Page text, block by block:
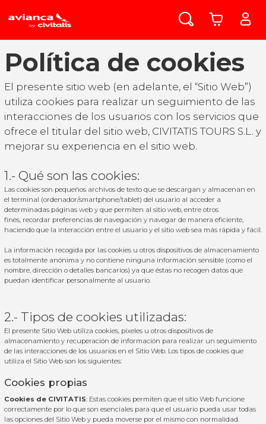
Política de cookies
El presente sitio web (en adelante, el “Sitio Web”)
utiliza cookies para realizar un seguimiento de las
interacciones de los usuarios con los servicios que
ofrece el titular del sitio web, CIVITATIS TOURS S.L. y
mejorar su experiencia en el sitio web.
1.- Qué son las cookies:
Las cookies son pequeños archivos de texto que se descargan y almacenan en
el terminal (ordenador/smartphone/tablet) del usuario al acceder a
determinadas páginas web y que permiten al sitio web, entre otros
fines, recordar preferencias de navegación y navegar de manera eficiente,
haciendo que la interacción entre el usuario y el sitio web sea más rápida y fácil.
La información recogida por las cookies u otros dispositivos de almacenamiento
es totalmente anónima y no contiene ninguna información sensible (como el
nombre, dirección o detalles bancarios) ya que éstas no recogen datos que
puedan identificar personalmente al usuario.
2.- Tipos de cookies utilizadas:
El presente Sitio Web utiliza cookies, píxeles u otros dispositivos de
almacenamiento y recuperación de información para realizar un seguimiento
de las interacciones de los usuarios en el Sitio Web. Los tipos de cookies que
utiliza el Sitio Web son los siguientes:
Cookies propias
Cookies de CIVITATIS: Estas cookies permiten que el sitio Web funcione
correctamente por lo que son esenciales para que el usuario pueda usar todas
las opciones del Sitio Web y pueda moverse por el mismo con normalidad.